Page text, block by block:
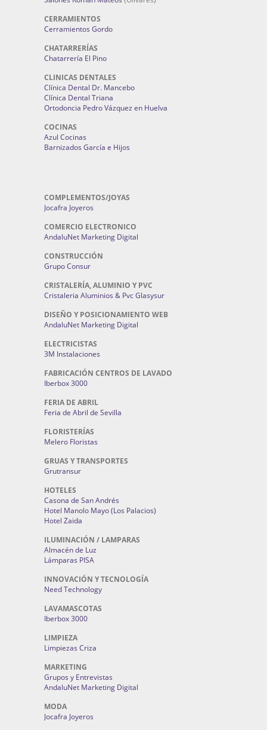
CERRAMIENTOS
Cerramientos Gordo
CHATARRERÍAS
Chatarrería El Pino
CLINICAS DENTALES
Clínica Dental Dr. Mancebo
Clínica Dental Triana
Ortodoncia Pedro Vázquez en Huelva
COCINAS
Azul Cocinas
Barnizados García e Hijos
COMPLEMENTOS/JOYAS
Jocafra Joyeros
COMERCIO ELECTRONICO
AndaluNet Marketing Digital
CONSTRUCCIÓN
Grupo Consur
CRISTALERÍA, ALUMINIO Y PVC
Cristaleria Aluminios & Pvc Glasysur
DISEÑO Y POSICIONAMIENTO WEB
AndaluNet Marketing Digital
ELECTRICISTAS
3M Instalaciones
FABRICACIÓN CENTROS DE LAVADO
Iberbox 3000
FERIA DE ABRIL
Feria de Abril de Sevilla
FLORISTERÍAS
Melero Floristas
GRUAS Y TRANSPORTES
Grutransur
HOTELES
Casona de San Andrés
Hotel Manolo Mayo (Los Palacios)
Hotel Zaida
ILUMINACIÓN / LAMPARAS
Almacén de Luz
Lámparas PISA
INNOVACIÓN Y TECNOLOGÍA
Need Technology
LAVAMASCOTAS
Iberbox 3000
LIMPIEZA
Limpiezas Criza
MARKETING
Grupos y Entrevistas
AndaluNet Marketing Digital
MODA
Jocafra Joyeros